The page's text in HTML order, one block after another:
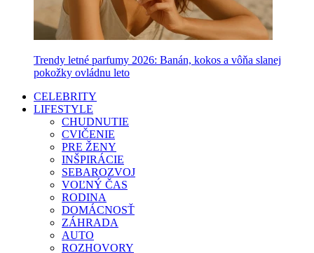
Trendy letné parfumy 2026: Banán, kokos a vôňa slanej
pokožky ovládnu leto
CELEBRITY
LIFESTYLE
CHUDNUTIE
CVIČENIE
PRE ŽENY
INŠPIRÁCIE
SEBAROZVOJ
VOĽNÝ ČAS
RODINA
DOMÁCNOSŤ
ZÁHRADA
AUTO
ROZHOVORY